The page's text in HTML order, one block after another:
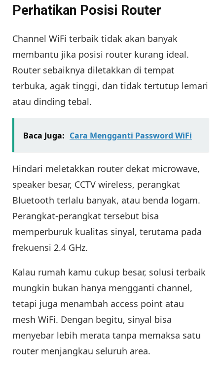
Perhatikan Posisi Router
Channel WiFi terbaik tidak akan banyak
membantu jika posisi router kurang ideal.
Router sebaiknya diletakkan di tempat
terbuka, agak tinggi, dan tidak tertutup lemari
atau dinding tebal.
Baca Juga: Cara Mengganti Password WiFi
Hindari meletakkan router dekat microwave,
speaker besar, CCTV wireless, perangkat
Bluetooth terlalu banyak, atau benda logam.
Perangkat-perangkat tersebut bisa
memperburuk kualitas sinyal, terutama pada
frekuensi 2.4 GHz.
Kalau rumah kamu cukup besar, solusi terbaik
mungkin bukan hanya mengganti channel,
tetapi juga menambah access point atau
mesh WiFi. Dengan begitu, sinyal bisa
menyebar lebih merata tanpa memaksa satu
router menjangkau seluruh area.